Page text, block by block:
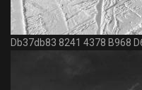
Db37db83 8241 4378 B968